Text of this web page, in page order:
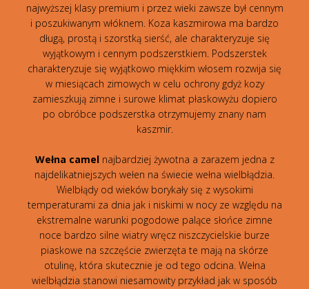
najwyższej klasy premium i przez wieki zawsze był cennym
i poszukiwanym włóknem. Koza kaszmirowa ma bardzo
długą, prostą i szorstką sierść, ale charakteryzuje się
wyjątkowym i cennym podszerstkiem. Podszerstek
charakteryzuje się wyjątkowo miękkim włosem rozwija się
w miesiącach zimowych w celu ochrony gdyż kozy
zamieszkują zimne i surowe klimat płaskowyżu dopiero
po obróbce podszerstka otrzymujemy znany nam
kaszmir.
Wełna camelnajbardziej żywotna a zarazem jedna z
najdelikatniejszych wełen na świecie wełna wielbłądzia.
Wielbłądy od wieków borykały się z wysokimi
temperaturami za dnia jak i niskimi w nocy ze względu na
ekstremalne warunki pogodowe palące słońce zimne
noce bardzo silne wiatry wręcz niszczycielskie burze
piaskowe na szczęście zwierzęta te mają na skórze
otulinę, która skutecznie je od tego odcina. Wełna
wielbłądzia stanowi niesamowity przykład jak w sposób